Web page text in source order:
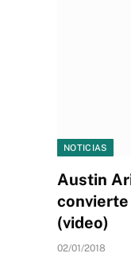
NOTICIAS
Austin
convierte
(video)
02/01/2018